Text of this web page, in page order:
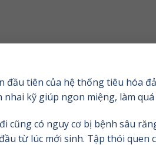
đầu tiên của hệ thống tiêu hóa
nhai kỹ giúp ngon miệng, làm
cũng có nguy cơ bị bệnh sâu
từ lúc mới sinh. Tập thói quen